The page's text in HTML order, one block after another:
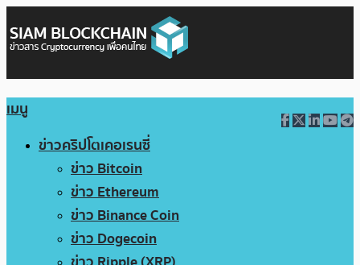
เมนู
ข่าวคริปโตเคอเรนซี่
ข่าว Bitcoin
ข่าว Ethereum
ข่าว Binance Coin
ข่าว Dogecoin